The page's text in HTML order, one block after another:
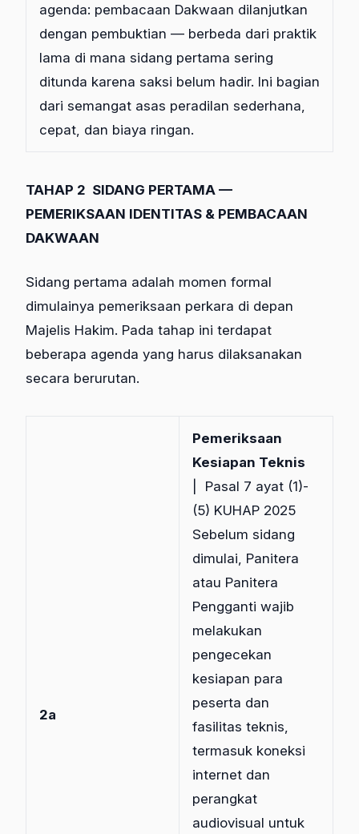
agenda: pembacaan Dakwaan dilanjutkan
dengan pembuktian — berbeda dari praktik
lama di mana sidang pertama sering
ditunda karena saksi belum hadir. Ini bagian
dari semangat asas peradilan sederhana,
cepat, dan biaya ringan.
TAHAP 2 SIDANG PERTAMA —
PEMERIKSAAN IDENTITAS & PEMBACAAN
DAKWAAN
Sidang pertama adalah momen formal
dimulainya pemeriksaan perkara di depan
Majelis Hakim. Pada tahap ini terdapat
beberapa agenda yang harus dilaksanakan
secara berurutan.
2a
Pemeriksaan
Kesiapan Teknis
| Pasal 7 ayat (1)-
(5) KUHAP 2025
Sebelum sidang
dimulai, Panitera
atau Panitera
Pengganti wajib
melakukan
pengecekan
kesiapan para
peserta dan
fasilitas teknis,
termasuk koneksi
internet dan
perangkat
audiovisual untuk